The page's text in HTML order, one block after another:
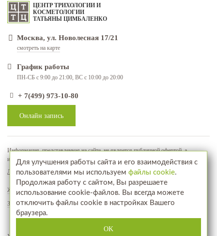
ЦЕНТР ТРИХОЛОГИИ И
КОСМЕТОЛОГИИ
ТАТЬЯНЫ ЦИМБАЛЕНКО
Москва, ул. Новолесная 17/21
смотреть на карте
График работы
ПН-СБ с 9:00 до 21:00, ВС с 10:00 до 20:00
+ 7(499) 973-10-80
Онлайн запись
Информация, представленная на сайте, не является публичной офертой, а
используется в качестве рекламно-информационных материалов
Лицензия № ЛО-77-01-018071
Жалобы и предложения
Запись на прием
Для улучшения работы сайта и его взаимодействия с
пользователями мы используем файлы cookie.
Продолжая работу с сайтом, Вы разрешаете
использование cookie-файлов. Вы всегда можете
отключить файлы cookie в настройках Вашего
браузера.
OK